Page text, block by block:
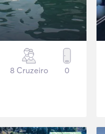
8 Cruzeiro 0